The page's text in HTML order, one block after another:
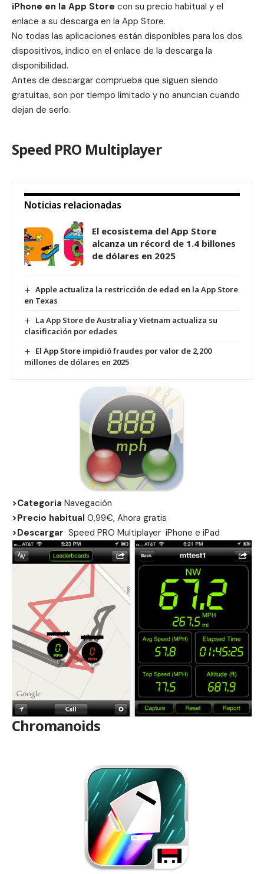
iPhone en la App Store con su precio habitual y el
enlace a su descarga en la App Store.
No todas las aplicaciones están disponibles para los dos
dispositivos, indico en el enlace de la descarga la
disponibilidad.
Antes de descargar comprueba que siguen siendo
gratuitas, son por tiempo limitado y no anuncian cuando
dejan de serlo.
Speed PRO Multiplayer
Noticias relacionadas
El ecosistema del App Store
alcanza un récord de 1.4 billones
de dólares en 2025
Apple actualiza la restricción de edad en la App Store
en Texas
La App Store de Australia y Vietnam actualiza su
clasificación por edades
El App Store impidió fraudes por valor de 2,200
millones de dólares en 2025
>Categoria Navegación
>Precio habitual 0,99€, Ahora gratis
>Descargar Speed PRO Multiplayer iPhone e iPad
Chromanoids